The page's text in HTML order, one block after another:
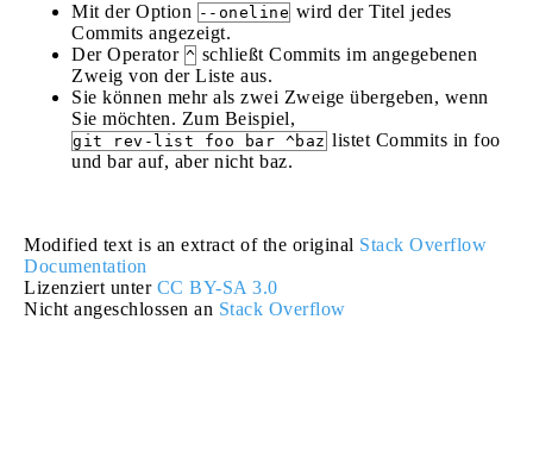
Mit der Option --oneline wird der Titel jedes
Commits angezeigt.
Der Operator ^ schließt Commits im angegebenen
Zweig von der Liste aus.
Sie können mehr als zwei Zweige übergeben, wenn
Sie möchten. Zum Beispiel,
git rev-list foo bar ^baz listet Commits in foo
und bar auf, aber nicht baz.
Modified text is an extract of the original Stack Overflow
Documentation
Lizenziert unter CC BY-SA 3.0
Nicht angeschlossen an Stack Overflow